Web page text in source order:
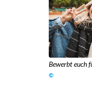
Bewerbt euch
©